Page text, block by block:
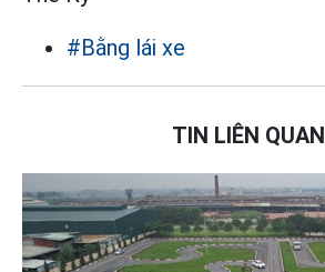
#Bằng lái xe
TIN LIÊN QUAN